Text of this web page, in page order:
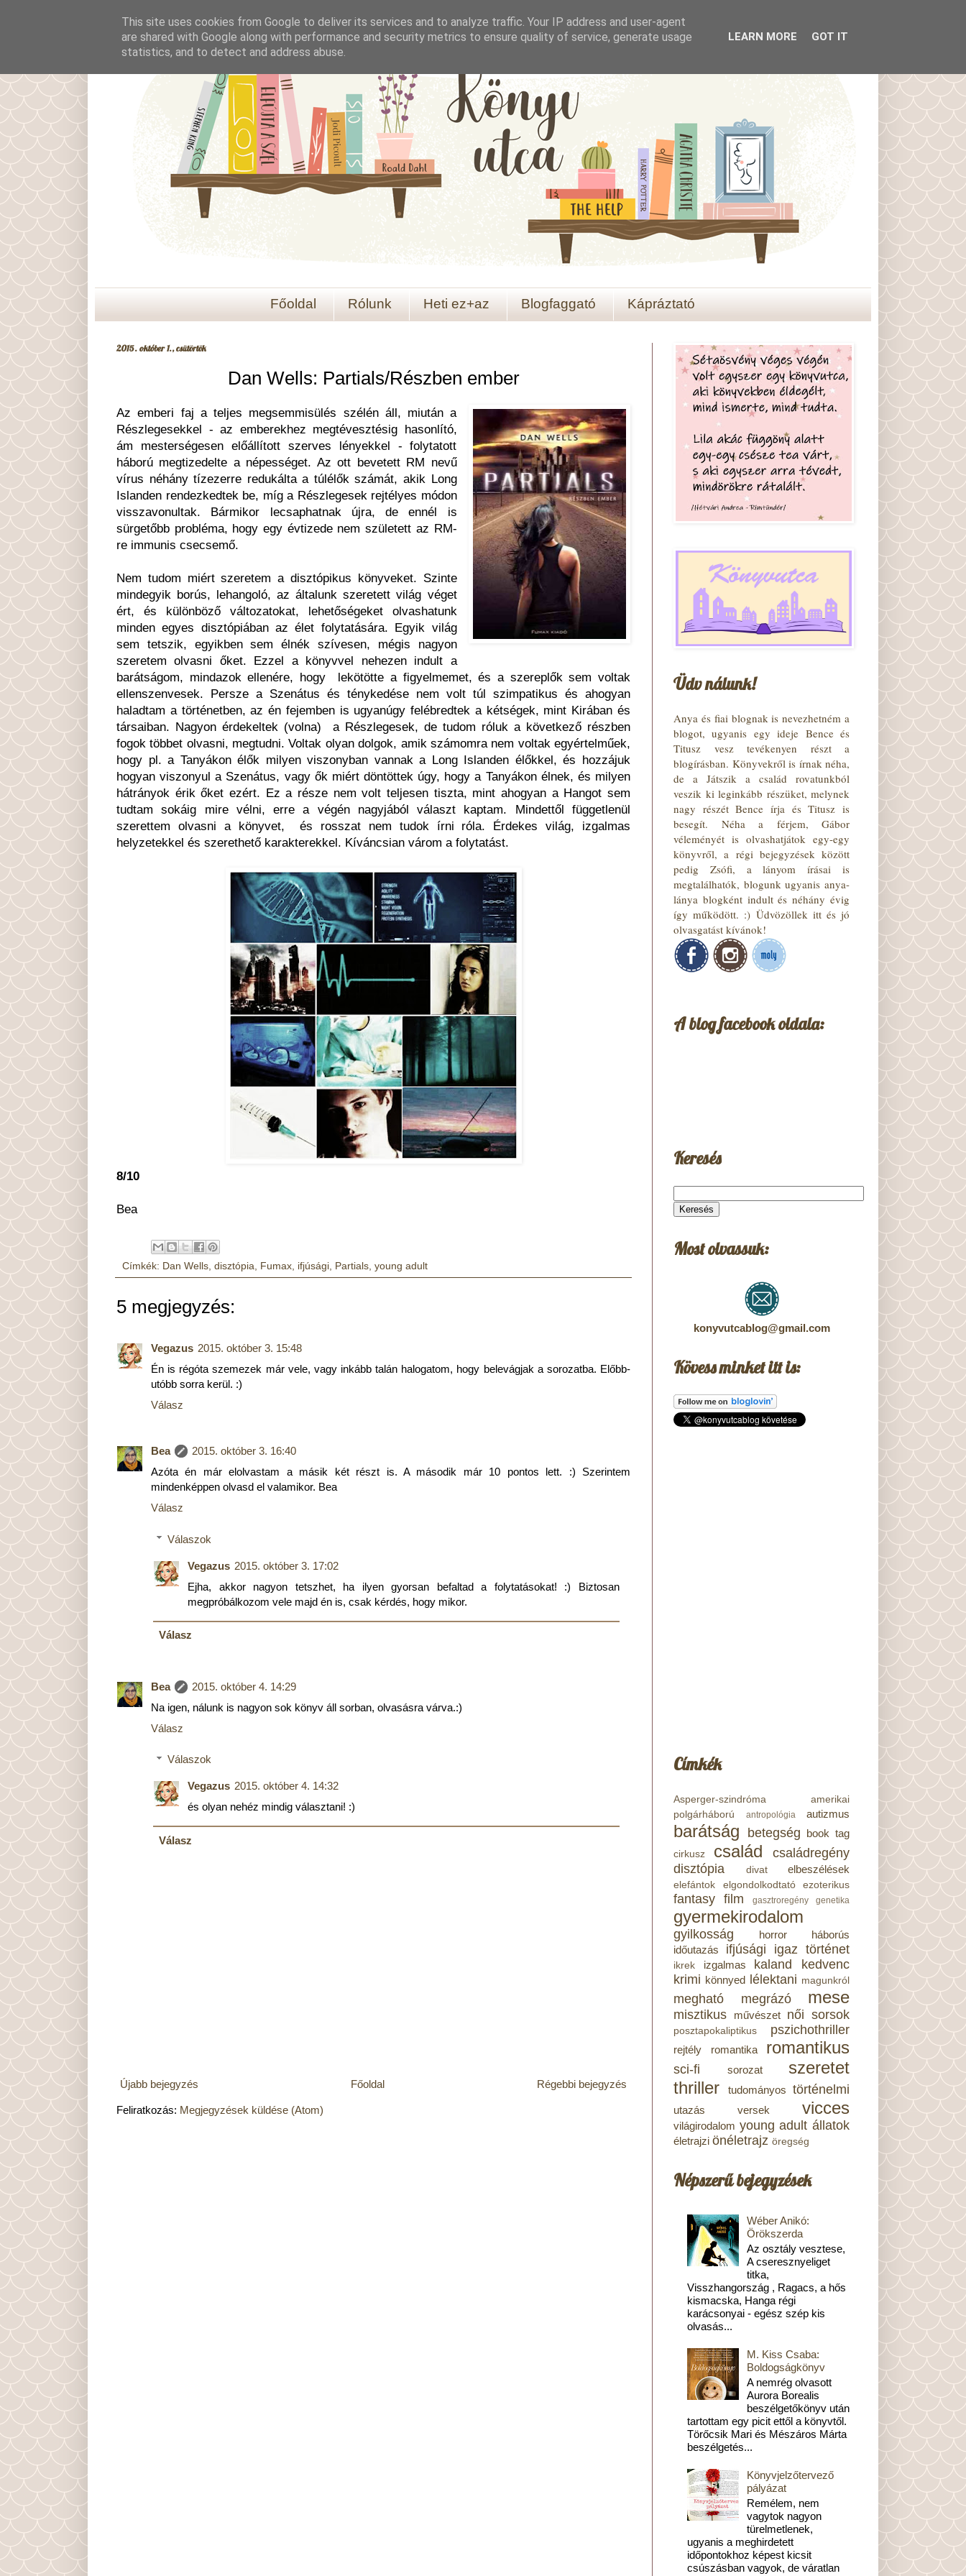
Főoldal Rólunk Heti ez+az Blogfaggató Kápráztató
2015. október 1., csütörtök
Dan Wells: Partials/Részben ember
Az emberi faj a teljes megsemmisülés szélén áll, miután a
Részlegesekkel - az emberekhez megtévesztésig hasonlító,
ám mesterségesen előállított szerves lényekkel - folytatott
háború megtizedelte a népességet. Az ott bevetett RM nevű
vírus néhány tízezerre redukálta a túlélők számát, akik Long
Islanden rendezkedtek be, míg a Részlegesek rejtélyes módon
visszavonultak. Bármikor lecsaphatnak újra, de ennél is
sürgetőbb probléma, hogy egy évtizede nem született az RM-
re immunis csecsemő.
Nem tudom miért szeretem a disztópikus könyveket. Szinte
mindegyik borús, lehangoló, az általunk szeretett világ véget
ért, és különböző változatokat, lehetőségeket olvashatunk
minden egyes disztópiában az élet folytatására. Egyik világ
sem tetszik, egyikben sem élnék szívesen, mégis nagyon
szeretem olvasni őket. Ezzel a könyvvel nehezen indult a
barátságom, mindazok ellenére, hogy lekötötte a figyelmemet, és a szereplők sem voltak
ellenszenvesek. Persze a Szenátus és ténykedése nem volt túl szimpatikus és ahogyan
haladtam a történetben, az én fejemben is ugyanúgy felébredtek a kétségek, mint Kirában és
társaiban. Nagyon érdekeltek (volna) a Részlegesek, de tudom róluk a következő részben
fogok többet olvasni, megtudni. Voltak olyan dolgok, amik számomra nem voltak egyértelműek,
hogy pl. a Tanyákon élők milyen viszonyban vannak a Long Islanden élőkkel, és hozzájuk
hogyan viszonyul a Szenátus, vagy ők miért döntöttek úgy, hogy a Tanyákon élnek, és milyen
hátrányok érik őket ezért. Ez a része nem volt teljesen tiszta, mint ahogyan a Hangot sem
tudtam sokáig mire vélni, erre a végén nagyjából választ kaptam. Mindettől függetlenül
szerettem olvasni a könyvet, és rosszat nem tudok írni róla. Érdekes világ, izgalmas
helyzetekkel és szerethető karakterekkel. Kíváncsian várom a folytatást.
8/10
Bea
Címkék: Dan Wells, disztópia, Fumax, ifjúsági, Partials, young adult
5 megjegyzés:
Vegazus 2015. október 3. 15:48
Én is régóta szemezek már vele, vagy inkább talán halogatom, hogy belevágjak a sorozatba. Előbb-
utóbb sorra kerül. :)
Válasz
Bea
2015. október 3. 16:40
Azóta én már elolvastam a másik két részt is. A második már 10 pontos lett. :) Szerintem
mindenképpen olvasd el valamikor. Bea
Válasz
Válaszok
Vegazus 2015. október 3. 17:02
Ejha, akkor nagyon tetszhet, ha ilyen gyorsan befaltad a folytatásokat! :) Biztosan
megpróbálkozom vele majd én is, csak kérdés, hogy mikor.
Válasz
Bea
2015. október 4. 14:29
Na igen, nálunk is nagyon sok könyv áll sorban, olvasásra várva.:)
Válasz
Válaszok
Vegazus 2015. október 4. 14:32
és olyan nehéz mindig választani! :)
Válasz
Újabb bejegyzés Régebbi bejegyzés
Főoldal
Feliratkozás: Megjegyzések küldése (Atom)
Üdv nálunk!
Anya és fiai blognak is nevezhetném a
blogot, ugyanis egy ideje Bence és
Titusz vesz tevékenyen részt a
blogírásban. Könyvekről is írnak néha,
de a Játszik a család rovatunkból
veszik ki leginkább részüket, melynek
nagy részét Bence írja és Titusz is
besegít. Néha a férjem, Gábor
véleményét is olvashatjátok egy-egy
könyvről, a régi bejegyzések között
pedig Zsófi, a lányom írásai is
megtalálhatók, blogunk ugyanis anya-
lánya blogként indult és néhány évig
így működött. :) Üdvözöllek itt és jó
olvasgatást kívánok!
A blog facebook oldala:
Keresés
Most olvassuk:
konyvutcablog@gmail.com
Kövess minket itt is:
Címkék
Asperger-szindróma
amerikai
polgárháború
antropológia autizmus
barátság betegség book tag
cirkusz család
családregény
disztópia
divat elbeszélések
elefántok elgondolkodtató ezoterikus
fantasy film gasztroregény genetika
gyermekirodalom
gyilkosság horror
háborús
időutazás
ifjúsági igaz történet
ikrek izgalmas kaland
kedvenc
krimi könnyed lélektani magunkról
megható megrázó mese
misztikus művészet női sorsok
posztapokaliptikus pszichothriller
rejtély romantika romantikus
sci-fi sorozat
szeretet
thriller
tudományos történelmi
utazás versek vicces
világirodalom young adult állatok
életrajzi önéletrajz öregség
Népszerű bejegyzések
Wéber Anikó:
Örökszerda
Az osztály vesztese,
A cseresznyeliget
titka,
Visszhangország , Ragacs, a hős
kismacska, Hanga régi
karácsonyai - egész szép kis
olvasás...
M. Kiss Csaba:
Boldogságkönyv
A nemrég olvasott
Aurora Borealis
beszélgetőkönyv után
tartottam egy picit ettől a könyvtől.
Törőcsik Mari és Mészáros Márta
beszélgetés...
Könyvjelzőtervező
pályázat
Remélem, nem
vagytok nagyon
türelmetlenek,
ugyanis a meghirdetett
időpontokhoz képest kicsit
csúszásban vagyok, de váratlan
This site uses cookies from Google to deliver its services and to analyze traffic. Your IP address and user-agent
are shared with Google along with performance and security metrics to ensure quality of service, generate usage
statistics, and to detect and address abuse.
LEARN MORE GOT IT